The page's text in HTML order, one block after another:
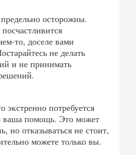
предельно осторожны.
то, доселе вами
не делать
и не принимать
экстренно потребуется
помощь. Это может
но отказываться не стоит,
можете только вы.